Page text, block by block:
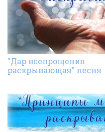
"Дар всепрощения
раскрывающая" песня